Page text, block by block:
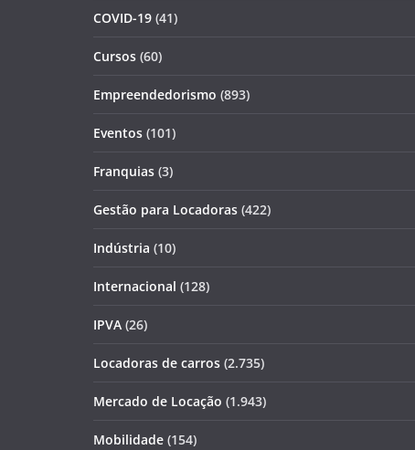
COVID-19 (41)
Cursos (60)
Empreendedorismo (893)
Eventos (101)
Franquias (3)
Gestão para Locadoras (422)
Indústria (10)
Internacional (128)
IPVA (26)
Locadoras de carros (2.735)
Mercado de Locação (1.943)
Mobilidade (154)